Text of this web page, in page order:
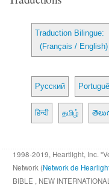
Traduction Bilingue:
(Français / English)
Русский
हिन्दी தமிழ்
1998-2019, Heartlight, Inc.
Network (Network de
BIBLE , NEW